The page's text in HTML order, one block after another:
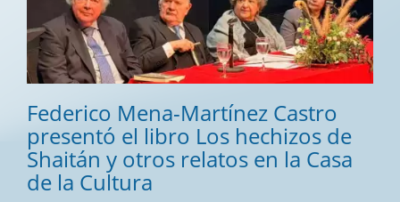
Federico Mena-Martínez Castro
presentó el libro Los hechizos de
Shaitán y otros relatos en la Casa
de la Cultura